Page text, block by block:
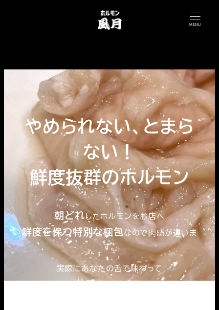
MENU
やめられない、とまら
ない！
鮮度抜群のホルモン
朝どれしたホルモンをお店へ
鮮度を保つ特別な梱包なので肉感が違いま
す。
実際にあなたの舌で味わって
体感してください